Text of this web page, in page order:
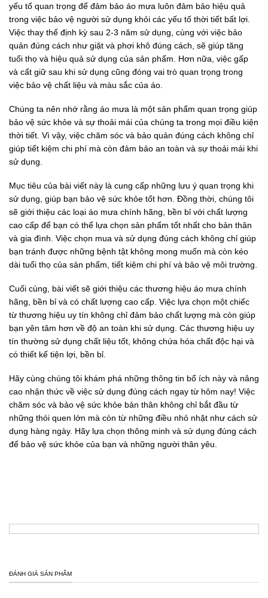
yếu tố quan trọng để đảm bảo áo mưa luôn đảm bảo hiệu quả
trong việc bảo vệ người sử dụng khỏi các yếu tố thời tiết bất lợi.
Việc thay thế định kỳ sau 2-3 năm sử dụng, cùng với việc bảo
quản đúng cách như giặt và phơi khô đúng cách, sẽ giúp tăng
tuổi thọ và hiệu quả sử dụng của sản phẩm. Hơn nữa, việc gấp
và cất giữ sau khi sử dụng cũng đóng vai trò quan trọng trong
việc bảo vệ chất liệu và màu sắc của áo.
Chúng ta nên nhớ rằng áo mưa là một sản phẩm quan trọng giúp
bảo vệ sức khỏe và sự thoải mái của chúng ta trong mọi điều kiện
thời tiết. Vì vậy, việc chăm sóc và bảo quản đúng cách không chỉ
giúp tiết kiệm chi phí mà còn đảm bảo an toàn và sự thoải mái khi
sử dụng.
Mục tiêu của bài viết này là cung cấp những lưu ý quan trọng khi
sử dụng, giúp bạn bảo vệ sức khỏe tốt hơn. Đồng thời, chúng tôi
sẽ giới thiệu các loại áo mưa chính hãng, bền bỉ với chất lượng
cao cấp để bạn có thể lựa chọn sản phẩm tốt nhất cho bản thân
và gia đình. Việc chọn mua và sử dụng đúng cách không chỉ giúp
bạn tránh được những bệnh tật không mong muốn mà còn kéo
dài tuổi thọ của sản phẩm, tiết kiệm chi phí và bảo vệ môi trường.
Cuối cùng, bài viết sẽ giới thiệu các thương hiệu áo mưa chính
hãng, bền bỉ và có chất lượng cao cấp. Việc lựa chọn một chiếc
từ thương hiệu uy tín không chỉ đảm bảo chất lượng mà còn giúp
bạn yên tâm hơn về độ an toàn khi sử dụng. Các thương hiệu uy
tín thường sử dụng chất liệu tốt, không chứa hóa chất độc hại và
có thiết kế tiện lợi, bền bỉ.
Hãy cùng chúng tôi khám phá những thông tin bổ ích này và nâng
cao nhận thức về việc sử dụng đúng cách ngay từ hôm nay! Việc
chăm sóc và bảo vệ sức khỏe bản thân không chỉ bắt đầu từ
những thói quen lớn mà còn từ những điều nhỏ nhặt như cách sử
dụng hàng ngày. Hãy lựa chọn thông minh và sử dụng đúng cách
để bảo vệ sức khỏe của bạn và những người thân yêu.
ĐÁNH GIÁ SẢN PHẨM